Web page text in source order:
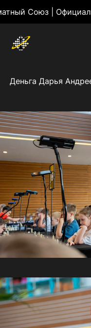
Союз | Официальный
Деньга Дарья